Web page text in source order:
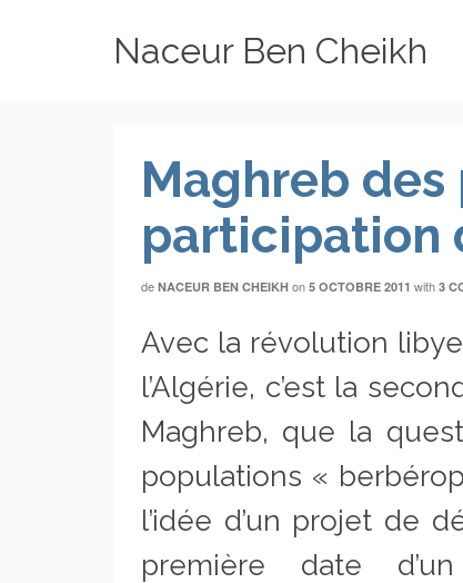
Naceur Ben Cheikh
Maghreb
participation
de NACEUR BEN CHEIKH on 5 OCTOBRE 2011 with 3
Avec la révolution
l’Algérie, c’est la
Maghreb, que la
populations «
l’idée d’un projet de
première date